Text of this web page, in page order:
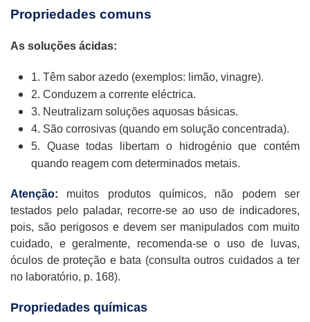
Propriedades comuns
As soluções ácidas:
1. Têm sabor azedo (exemplos: limão, vinagre).
2. Conduzem a corrente eléctrica.
3. Neutralizam soluções aquosas básicas.
4. São corrosivas (quando em solução concentrada).
5. Quase todas libertam o hidrogénio que contém
quando reagem com determinados metais.
Atenção: muitos produtos químicos, não podem ser
testados pelo paladar, recorre-se ao uso de indicadores,
pois, são perigosos e devem ser manipulados com muito
cuidado, e geralmente, recomenda-se o uso de luvas,
óculos de proteção e bata (consulta outros cuidados a ter
no laboratório, p. 168).
Propriedades químicas